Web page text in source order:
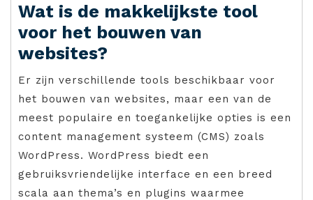
Wat is de makkelijkste tool
voor het bouwen van
websites?
Er zijn verschillende tools beschikbaar voor
het bouwen van websites, maar een van de
meest populaire en toegankelijke opties is een
content management systeem (CMS) zoals
WordPress. WordPress biedt een
gebruiksvriendelijke interface en een breed
scala aan thema’s en plugins waarmee